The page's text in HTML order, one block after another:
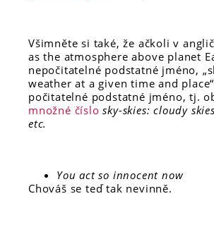
Všimněte si také, že ačkoli v
as the atmosphere above planet
nepočitatelné podstatné jméno,
weather at a given time and
počitatelné podstatné jméno, tj.
množné číslo sky-skies: cloudy
etc.
You act so innocent now
Chováš se teď tak nevinně.